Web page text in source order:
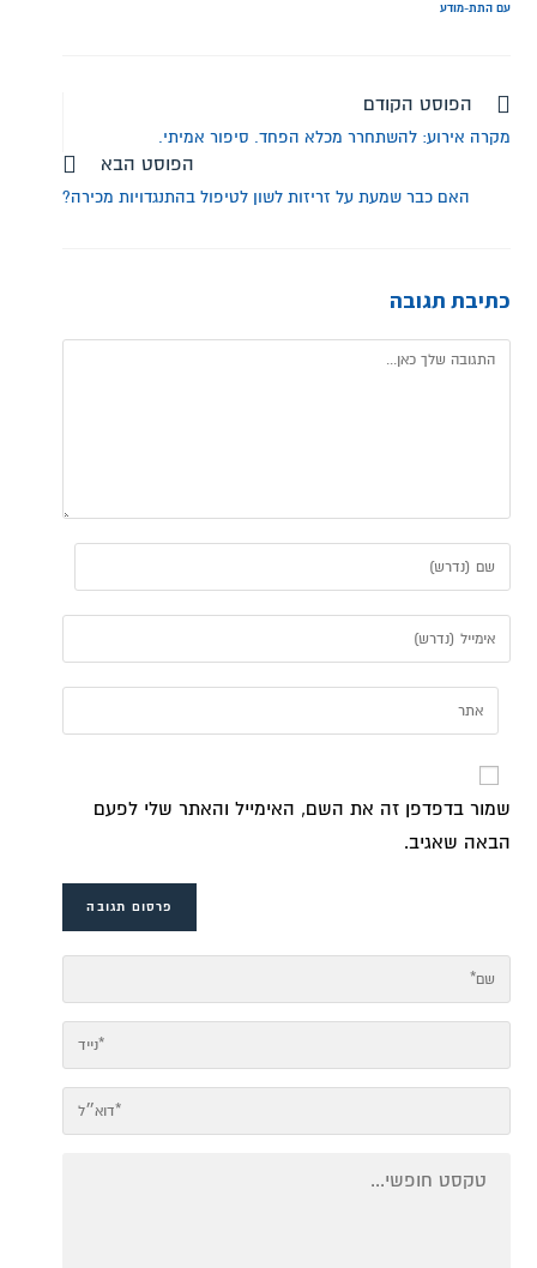
עם התת-מודע
הפוסט הקודם
מקרה אירוע: להשתחרר מכלא הפחד. סיפור אמיתי.
הפוסט הבא
האם כבר שמעת על זריזות לשון לטיפול בהתנגדויות מכירה?
כתיבת תגובה
שמור בדפדפן זה את השם, האימייל והאתר שלי לפעם
הבאה שאגיב.